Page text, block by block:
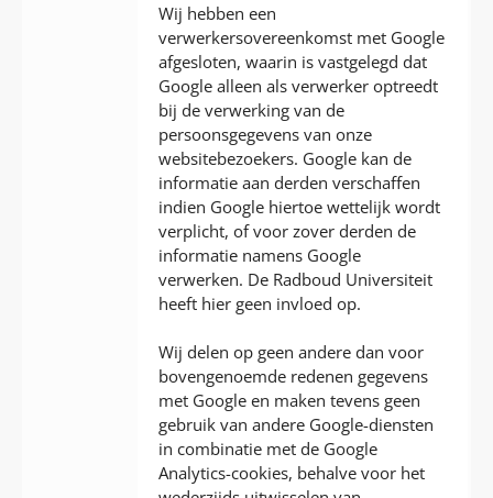
Wij hebben een
verwerkersovereenkomst met Google
afgesloten, waarin is vastgelegd dat
Google alleen als verwerker optreedt
bij de verwerking van de
persoonsgegevens van onze
websitebezoekers. Google kan de
informatie aan derden verschaffen
indien Google hiertoe wettelijk wordt
verplicht, of voor zover derden de
informatie namens Google
verwerken. De Radboud Universiteit
heeft hier geen invloed op.
Wij delen op geen andere dan voor
bovengenoemde redenen gegevens
met Google en maken tevens geen
gebruik van andere Google-diensten
in combinatie met de Google
Analytics-cookies, behalve voor het